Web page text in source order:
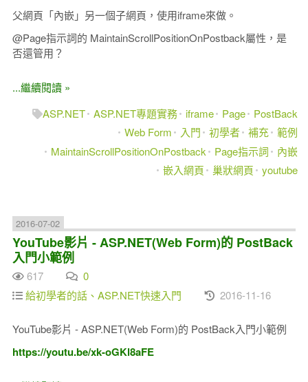
父網頁「內嵌」另一個子網頁，使用iframe來做。
@Page指示詞的 MaintainScrollPositionOnPostback屬性，是
否還管用？
...繼續閱讀 »
ASP.NET ASP.NET專題實務 iframe Page
PostBack
Web Form
入門 初學者 補充 範例
MaintainScrollPositionOnPostback
Page指示詞
內嵌
嵌入網頁
巢狀網頁 youtube
2016-07-02
YouTube影片 - ASP.NET(Web Form)的 PostBack
入門小範例
617
0
給初學者的話、ASP.NET快速入門
2016-11-16
YouTube影片 - ASP.NET(Web Form)的 PostBack入門小範例
https://youtu.be/xk-oGKl8aFE